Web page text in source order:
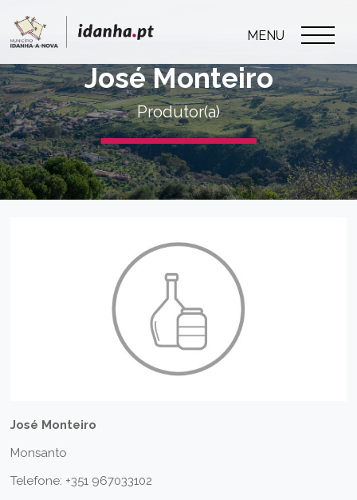
MENU
José Monteiro
Produtor(a)
José Monteiro
Monsanto
Telefone: +351 967033102